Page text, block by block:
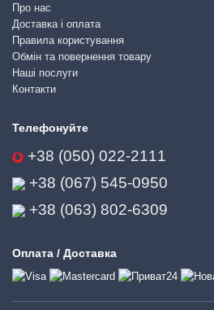
Про нас
Доставка і оплата
Правила користування
Обмін та повернення товару
Наші послуги
Контакти
Телефонуйте
+38 (050) 022-2111
+38 (067) 545-0950
+38 (063) 802-6309
Оплата / Доставка